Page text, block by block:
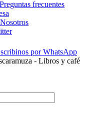
Preguntas frecuentes
Nosotros
por WhatsApp
- Libros y café